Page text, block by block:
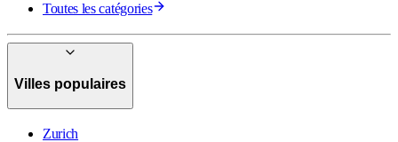
Toutes les catégories
Villes populaires
Zurich